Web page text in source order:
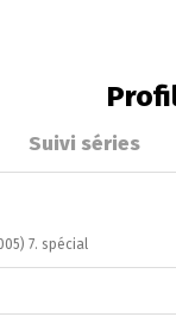
Suivi séries
7. spécial